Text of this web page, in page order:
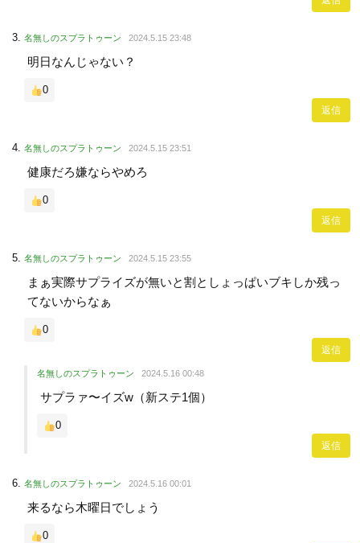
名無しのスプラトゥーン 2024.5.15 23:48
明日なんじゃない？
0
返信
名無しのスプラトゥーン 2024.5.15 23:51
健康だろ嫌ならやめろ
0
返信
名無しのスプラトゥーン 2024.5.15 23:55
まぁ実際サプライズが無いと割としょっぱいブキしか残っ
てないからなぁ
0
返信
名無しのスプラトゥーン 2024.5.16 00:48
サプラァ〜イズw（新ステ1個）
0
返信
名無しのスプラトゥーン 2024.5.16 00:01
来るなら木曜日でしょう
0